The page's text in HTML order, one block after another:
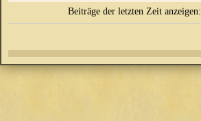
Beiträge der letzten Zeit anzeigen: